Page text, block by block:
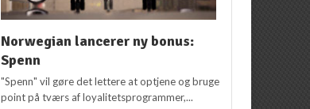
Norwegian lancerer ny bonus:
Spenn
"Spenn" vil gøre det lettere at optjene og bruge
point på tværs af loyalitetsprogrammer,...